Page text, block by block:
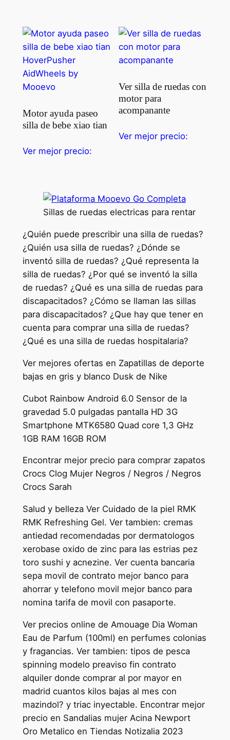
Motor ayuda paseo
silla de bebe xiao tian
Ver mejor precio:
Ver silla de ruedas con
motor para
acompanante
Ver mejor precio:
Sillas de ruedas electricas para rentar
¿Quién puede prescribir una silla de ruedas?
¿Quién usa silla de ruedas? ¿Dónde se
inventó silla de ruedas? ¿Qué representa la
silla de ruedas? ¿Por qué se inventó la silla
de ruedas? ¿Qué es una silla de ruedas para
discapacitados? ¿Cómo se llaman las sillas
para discapacitados? ¿Que hay que tener en
cuenta para comprar una silla de ruedas?
¿Qué es una silla de ruedas hospitalaria?
Ver mejores ofertas en Zapatillas de deporte
bajas en gris y blanco Dusk de Nike
Cubot Rainbow Android 6.0 Sensor de la
gravedad 5.0 pulgadas pantalla HD 3G
Smartphone MTK6580 Quad core 1,3 GHz
1GB RAM 16GB ROM
Encontrar mejor precio para comprar zapatos
Crocs Clog Mujer Negros / Negros / Negros
Crocs Sarah
Salud y belleza Ver Cuidado de la piel RMK
RMK Refreshing Gel. Ver tambien: cremas
antiedad recomendadas por dermatologos
xerobase oxido de zinc para las estrias pez
toro sushi y acnezine. Ver cuenta bancaria
sepa movil de contrato mejor banco para
ahorrar y telefono movil mejor banco para
nomina tarifa de movil con pasaporte.
Ver precios online de Amouage Dia Woman
Eau de Parfum (100ml) en perfumes colonias
y fragancias. Ver tambien: tipos de pesca
spinning modelo preaviso fin contrato
alquiler donde comprar al por mayor en
madrid cuantos kilos bajas al mes con
mazindol? y triac inyectable. Encontrar mejor
precio en Sandalias mujer Acina Newport
Oro Metalico en Tiendas Notizalia 2023